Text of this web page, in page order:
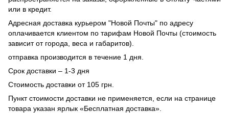
или в кредит.
Адресная доставка курьером "Новой Почты" по адресу
оплачивается клиентом по тарифам Новой Почты (стоимость
зависит от города, веса и габаритов).
отправка производится в течение 1 дня.
Срок доставки – 1-3 дня
Стоимость доставки от 105 грн.
Пункт стоимости доставки не применяется, если на странице
товара указан ярлык «Бесплатная доставка».